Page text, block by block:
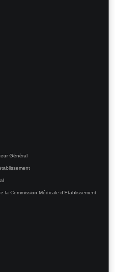
Général
la Commission Médicale d’Etablissement